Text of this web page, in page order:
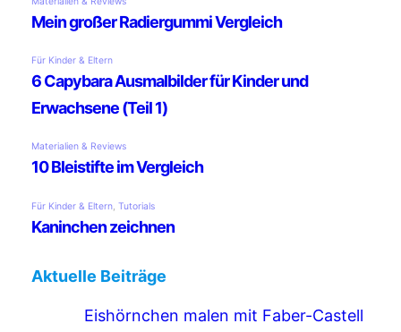
Aktuelle Beiträge
Eishörnchen malen mit Faber-Castell